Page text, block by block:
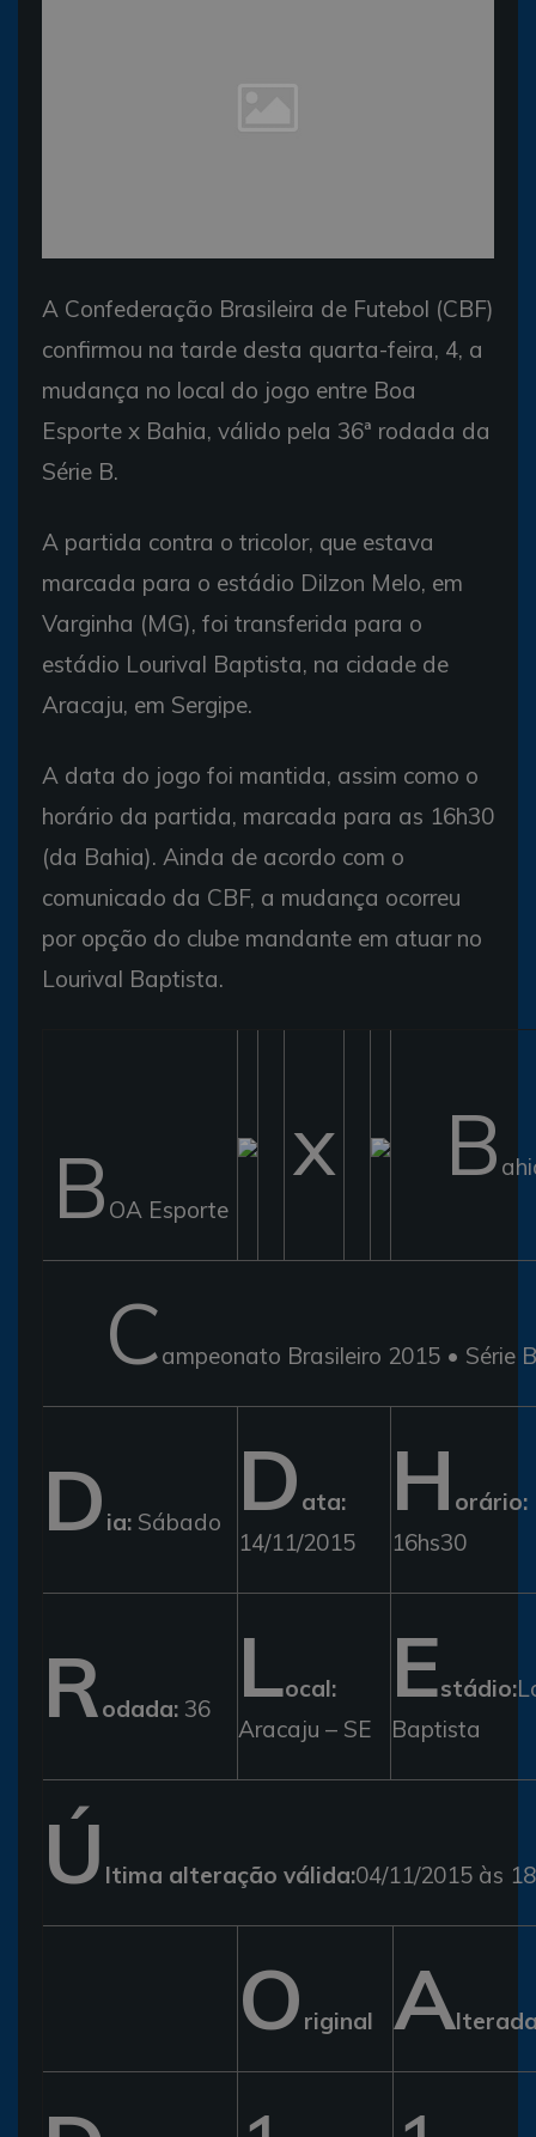
A Confederação Brasileira de Futebol (CBF)
confirmou na tarde desta quarta-feira, 4, a
mudança no local do jogo entre Boa
Esporte x Bahia, válido pela 36ª rodada da
Série B.
A partida contra o tricolor, que estava
marcada para o estádio Dilzon Melo, em
Varginha (MG), foi transferida para o
estádio Lourival Baptista, na cidade de
Aracaju, em Sergipe.
A data do jogo foi mantida, assim como o
horário da partida, marcada para as 16h30
(da Bahia). Ainda de acordo com o
comunicado da CBF, a mudança ocorreu
por opção do clube mandante em atuar no
Lourival Baptista.
B OA Esporte
x B
Campeonato Brasileiro 2015 • Série B
D ia: Sábado D ata:
14/11/2015
H orário:
16hs30
Rodada: 36 Local:
Aracaju – SE
Estádio:
Baptista
Ú ltima alteração válida:04/11/2015 às
O riginal A